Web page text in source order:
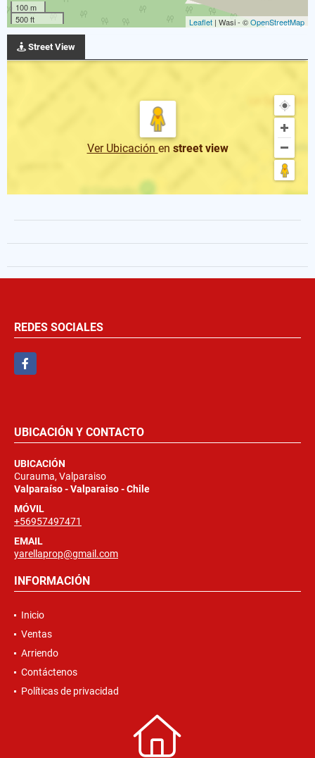
100 m
500 ft
Leaflet | Wasi - ©OpenStreetMap
Street View
Ver Ubicación en street view
REDES SOCIALES
Facebook
UBICACIÓN Y CONTACTO
UBICACIÓN
Curauma, Valparaiso
Valparaíso - Valparaiso - Chile
MÓVIL
+56957497471
EMAIL
yarellaprop@gmail.com
INFORMACIÓN
Inicio
Ventas
Arriendo
Contáctenos
Políticas de privacidad